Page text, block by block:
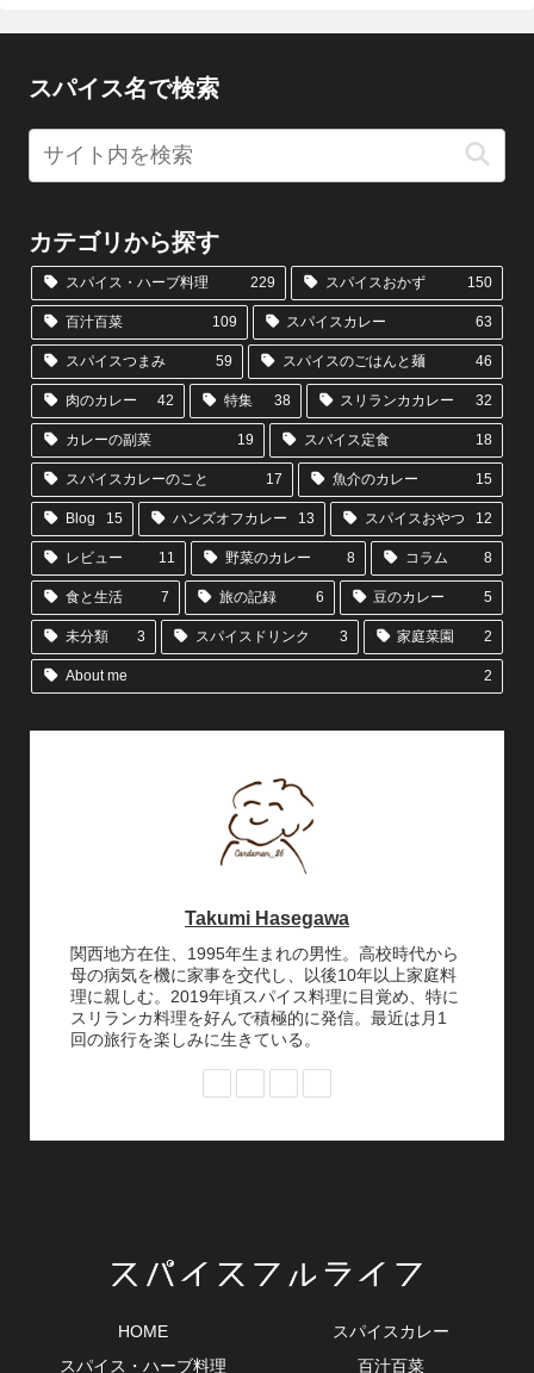
スパイス名で検索
カテゴリから探す
スパイス・ハーブ料理 229 スパイスおかず 150
百汁百菜 109 スパイスカレー 63
スパイスつまみ 59 スパイスのごはんと麺 46
肉のカレー 42 特集 38 スリランカカレー 32
カレーの副菜 19 スパイス定食 18
スパイスカレーのこと 17 魚介のカレー 15
Blog 15 ハンズオフカレー 13 スパイスおやつ 12
レビュー 11 野菜のカレー 8 コラム 8
食と生活 7 旅の記録 6 豆のカレー 5
未分類 3 スパイスドリンク 3 家庭菜園 2
About me 2
Takumi Hasegawa
関西地方在住、1995年生まれの男性。高校時代から
母の病気を機に家事を交代し、以後10年以上家庭料
理に親しむ。2019年頃スパイス料理に目覚め、特に
スリランカ料理を好んで積極的に発信。最近は月1
回の旅行を楽しみに生きている。
HOME
スパイスカレー
スパイス・ハーブ料理
百汁百菜